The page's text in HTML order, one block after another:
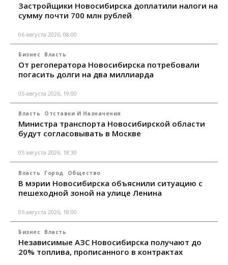
Застройщики Новосибирска доплатили налоги на
сумму почти 700 млн рублей
06 августа 2026, 08:00
Бизнес Власть
От регоператора Новосибирска потребовали
погасить долги на два миллиарда
05 августа 2026, 19:00
Власть Отставки И Назначения
Министра транспорта Новосибирской области
будут согласовывать в Москве
05 августа 2026, 18:30
Власть Город Общество
В мэрии Новосибирска объяснили ситуацию с
пешеходной зоной на улице Ленина
05 августа 2026, 18:00
Бизнес Власть
Независимые АЗС Новосибирска получают до
20% топлива, прописанного в контрактах